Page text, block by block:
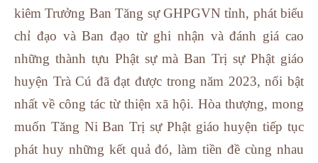
kiêm Trưởng Ban Tăng sự GHPGVN tỉnh, phát biểu
chỉ đạo và Ban đạo từ ghi nhận và đánh giá cao
những thành tựu Phật sự mà Ban Trị sự Phật giáo
huyện Trà Cú đã đạt được trong năm 2023, nổi bật
nhất về công tác từ thiện xã hội. Hòa thượng, mong
muốn Tăng Ni Ban Trị sự Phật giáo huyện tiếp tục
phát huy những kết quả đó, làm tiền đề cùng nhau